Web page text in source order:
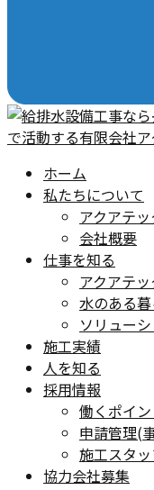
ホーム
私たちについて
アクアテ
会社概要
仕事を知る
アクアテ
水のある
ソリュー
施工実績
人を知る
採用情報
働くポイン
申請管理(
施工スタッ
協力会社募集